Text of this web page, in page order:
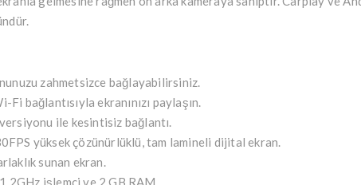
zahmetsizce bağlayabilirsiniz.
Fi bağlantısıyla ekranınızı paylaşın.
ile kesintisiz bağlantı.
yüksek çözünürlüklü, tam lamineli dijital ekran.
sunan ekran.
işlemci ve 2 GB RAM.